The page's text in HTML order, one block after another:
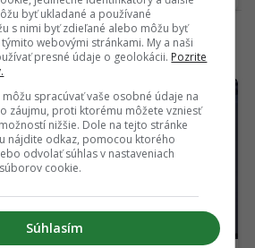
byť ukladané a používané
s nimi byť zdieľané alebo môžu byť
webovými stránkami. My a naši
presné údaje o geolokácii. Pozrite
spracúvať vaše osobné údaje na
záujmu, proti ktorému môžete vzniesť
nižšie. Dole na tejto stránke
nájdite odkaz, pomocou ktorého
odvolať súhlas v nastaveniach
cookie.
Súhlasím